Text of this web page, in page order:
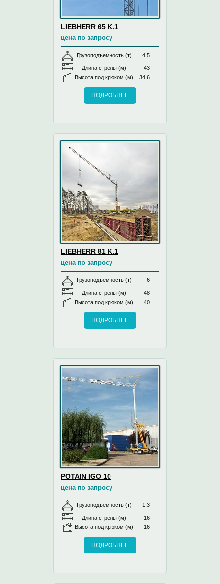
LIEBHERR 65 K.1
цена по запросу
Грузоподъемность (т) 4,5
Длина стрелы (м)
43
Высота под крюком (м)
34,6
ПОДРОБНЕЕ
LIEBHERR 81 K.1
цена по запросу
Грузоподъемность (т) 6
Длина стрелы (м)
48
Высота под крюком (м)
40
ПОДРОБНЕЕ
POTAIN IGO 10
цена по запросу
Грузоподъемность (т) 1,3
Длина стрелы (м)
16
Высота под крюком (м)
16
ПОДРОБНЕЕ